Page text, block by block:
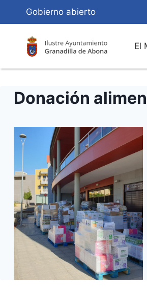
Contenido
Gobierno abierto
El
Donación